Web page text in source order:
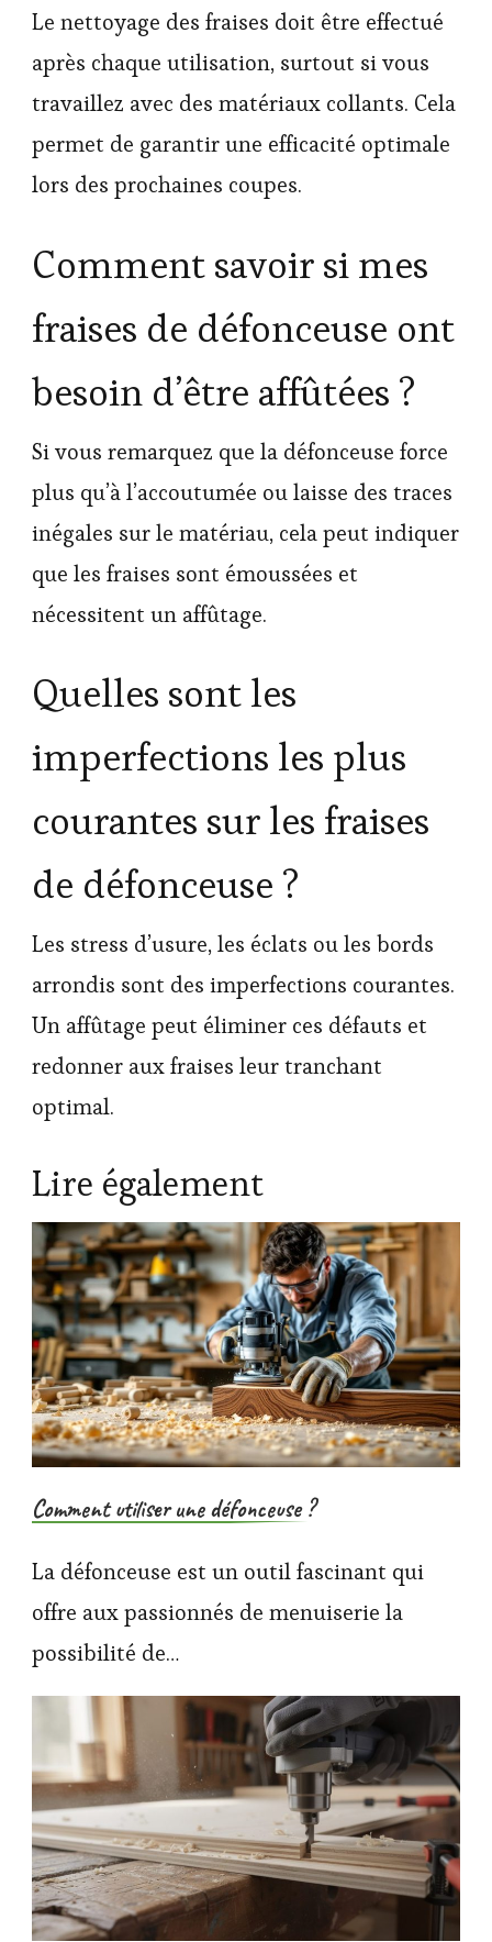
Le nettoyage des fraises doit être effectué
après chaque utilisation, surtout si vous
travaillez avec des matériaux collants. Cela
permet de garantir une efficacité optimale
lors des prochaines coupes.
Comment savoir si mes
fraises de défonceuse ont
besoin d’être affûtées ?
Si vous remarquez que la défonceuse force
plus qu’à l’accoutumée ou laisse des traces
inégales sur le matériau, cela peut indiquer
que les fraises sont émoussées et
nécessitent un affûtage.
Quelles sont les
imperfections les plus
courantes sur les fraises
de défonceuse ?
Les stress d’usure, les éclats ou les bords
arrondis sont des imperfections courantes.
Un affûtage peut éliminer ces défauts et
redonner aux fraises leur tranchant
optimal.
Lire également
Comment utiliser une défonceuse ?
La défonceuse est un outil fascinant qui
offre aux passionnés de menuiserie la
possibilité de…